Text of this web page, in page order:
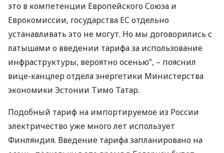
это в компетенции Европейского Союза и
Еврокомиссии, государства ЕС отдельно
устанавливать это не могут. Но мы договорились с
латышами о введении тарифа за использование
инфраструктуры, вероятно осенью”, – пояснил
вице-канцлер отдела энергетики Министерства
экономики Эстонии Тимо Татар.
Подобный тариф на импортируемое из России
электричество уже много лет использует
Финляндия. Введение тарифа запланировано на